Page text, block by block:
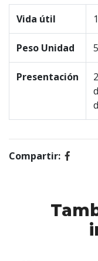
Vida útil
Peso Unidad
Presentación
Compartir: